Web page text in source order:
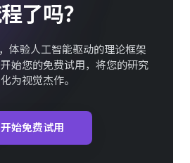
了吗？
体验人工智能驱动的理论框架
始您的免费试用，将您的研究
为视觉杰作。
开始免费试用